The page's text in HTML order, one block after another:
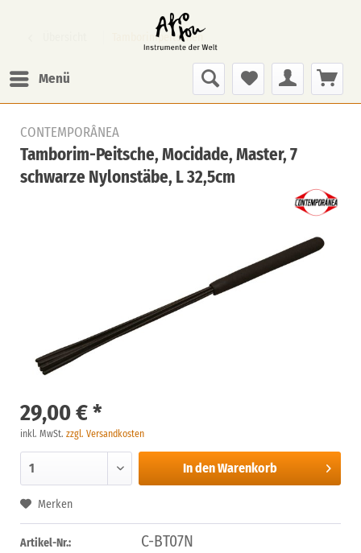
Menü
Tamborimpeitschen
CONTEMPORÂNEA
Tamborim-Peitsche, Mocidade, Master, 7
schwarze Nylonstäbe, L 32,5cm
29,00 € *
inkl. MwSt. zzgl. Versandkosten
In denWarenkorb
Merken
Artikel-Nr.: C-BT07N